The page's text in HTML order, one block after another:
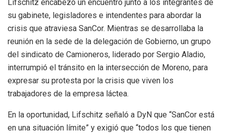
Lifschitz encabezó un encuentro junto a los integrantes de
su gabinete, legisladores e intendentes para abordar la
crisis que atraviesa SanCor. Mientras se desarrollaba la
reunión en la sede de la delegación de Gobierno, un grupo
del sindicato de Camioneros, liderado por Sergio Aladio,
interrumpió el tránsito en la intersección de Moreno, para
expresar su protesta por la crisis que viven los
trabajadores de la empresa láctea.
En la oportunidad, Lifschitz señaló a DyN que “SanCor está
en una situación límite” y exigió que “todos los que tienen